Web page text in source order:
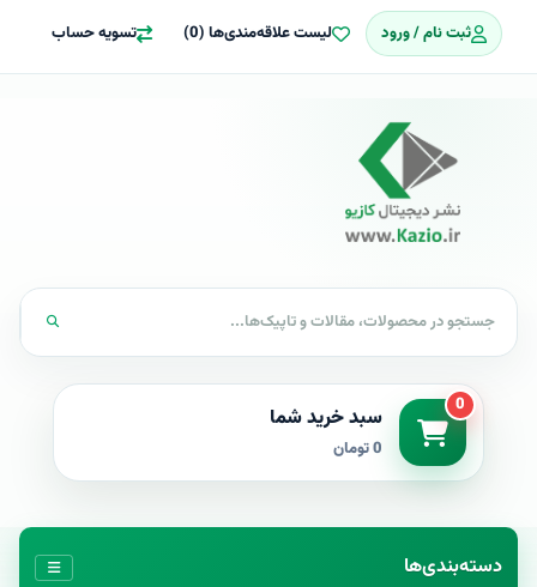
ثبت نام / ورود لیست علاقه‌مندی‌ها (0) تسویه حساب
0 سبد خرید شما
0 تومان
دسته‌بندی‌ها